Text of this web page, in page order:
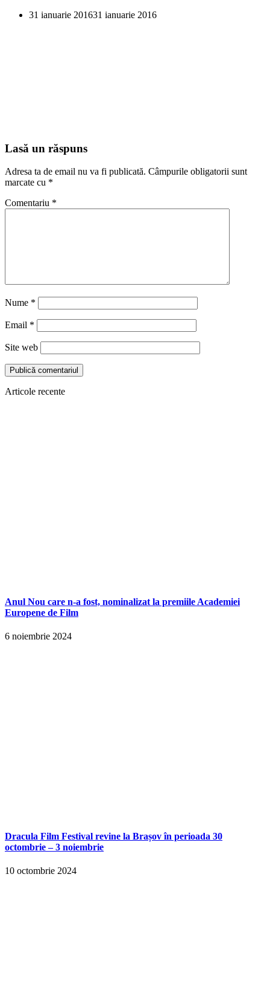
31 ianuarie 201631 ianuarie 2016
Lasă un răspuns
Adresa ta de email nu va fi publicată. Câmpurile obligatorii sunt
marcate cu *
Comentariu *
Nume *
Email *
Site web
Articole recente
Anul Nou care n-a fost, nominalizat la premiile Academiei
Europene de Film
6 noiembrie 2024
Dracula Film Festival revine la Brașov în perioada 30
octombrie – 3 noiembrie
10 octombrie 2024